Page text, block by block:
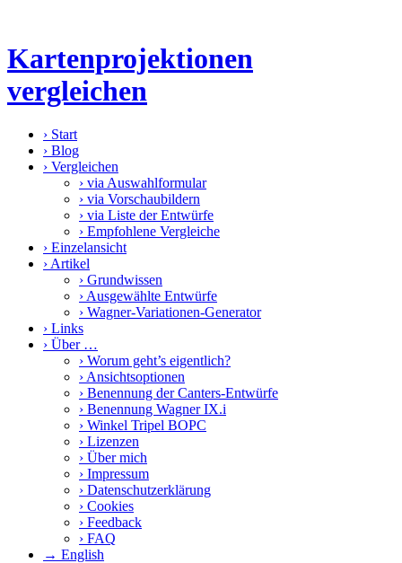
Kartenprojektionen
vergleichen
› Start
› Blog
› Vergleichen
› via Auswahlformular
› via Vorschaubildern
› via Liste der Entwürfe
› Empfohlene Vergleiche
› Einzelansicht
› Artikel
› Grundwissen
› Ausgewählte Entwürfe
› Wagner-Variationen-Generator
› Links
› Über …
› Worum geht’s eigentlich?
› Ansichtsoptionen
› Benennung der Canters-Entwürfe
› Benennung Wagner IX.i
› Winkel Tripel BOPC
› Lizenzen
› Über mich
› Impressum
› Datenschutzerklärung
› Cookies
› Feedback
› FAQ
→ English